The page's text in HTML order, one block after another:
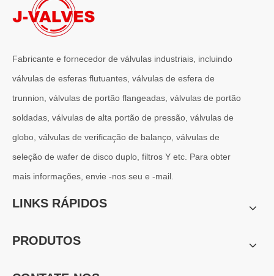
Por que os sistemas marítimos confiam nas válvulas gaveta C95800
Os sistemas de engenharia naval operam em alguns dos
Fabricante e fornecedor de válvulas industriais, incluindo
válvulas de esferas flutuantes, válvulas de esfera de
trunnion, válvulas de portão flangeadas, válvulas de portão
soldadas, válvulas de alta portão de pressão, válvulas de
globo, válvulas de verificação de balanço, válvulas de
seleção de wafer de disco duplo, filtros Y etc. Para obter
mais informações, envie -nos seu e -mail.
LINKS RÁPIDOS
PRODUTOS